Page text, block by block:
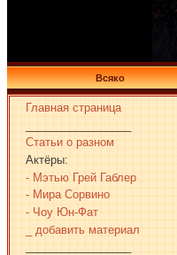
Всяко
Главная страница
Статьи о разном
Актёры:
- Мэтью Грей Габлер
- Мира Сорвино
- Чоу Юн-Фат
_ добавить материал